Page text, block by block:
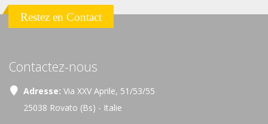
Restez en Contact
Contactez-nous
Adresse: Via XXV Aprile, 51/53/55
25038 Rovato (Bs) - Italie